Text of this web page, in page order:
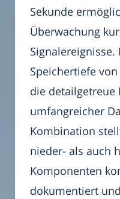
Sekunde
Überwachung
Speichertiefe
die
umfangreicher
Kombination
nieder- als auch
Komponenten
dokumentiert